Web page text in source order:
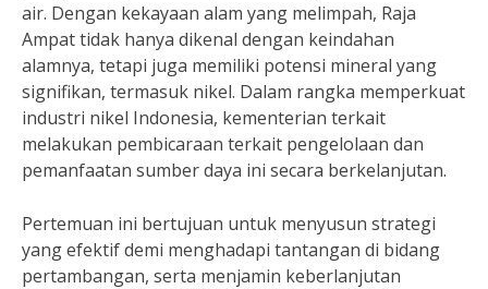
air. Dengan kekayaan alam yang melimpah, Raja
Ampat tidak hanya dikenal dengan keindahan
alamnya, tetapi juga memiliki potensi mineral yang
signifikan, termasuk nikel. Dalam rangka memperkuat
industri nikel Indonesia, kementerian terkait
melakukan pembicaraan terkait pengelolaan dan
pemanfaatan sumber daya ini secara berkelanjutan.
Pertemuan ini bertujuan untuk menyusun strategi
yang efektif demi menghadapi tantangan di bidang
pertambangan, serta menjamin keberlanjutan